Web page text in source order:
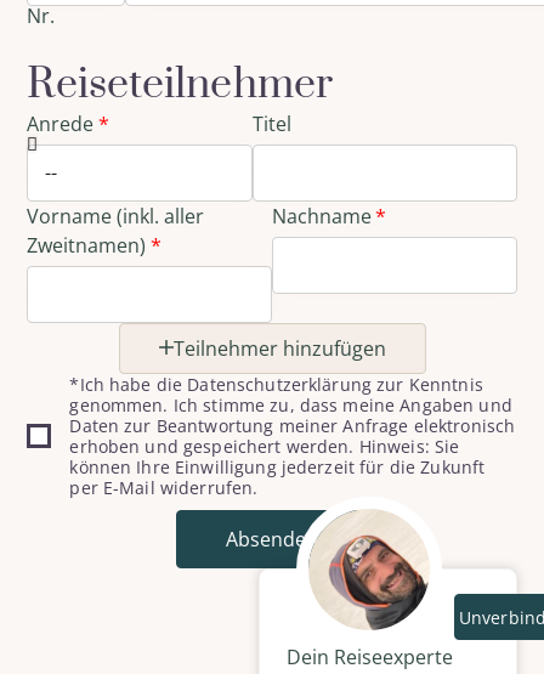
Nr.
Reiseteilnehmer
Anrede Titel
Vorname (inkl. aller
Zweitnamen)
Nachname
Teilnehmer hinzufügen
*Ich habe die Datenschutzerklärung zur Kenntnis
genommen. Ich stimme zu, dass meine Angaben und
Daten zur Beantwortung meiner Anfrage elektronisch
erhoben und gespeichert werden. Hinweis: Sie
können Ihre Einwilligung jederzeit für die Zukunft
per E-Mail widerrufen.
Absenden
Dein Reiseexperte